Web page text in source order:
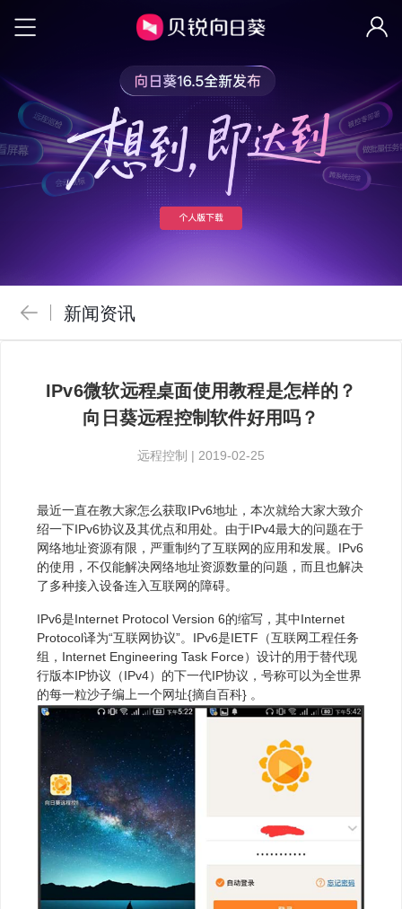
新闻资讯
IPv6微软远程桌面使用教程是怎样的？
向日葵远程控制软件好用吗？
远程控制 | 2019-02-25
最近一直在教大家怎么获取IPv6地址，本次就给大家大致介
绍一下IPv6协议及其优点和用处。由于IPv4最大的问题在于
网络地址资源有限，严重制约了互联网的应用和发展。IPv6
的使用，不仅能解决网络地址资源数量的问题，而且也解决
了多种接入设备连入互联网的障碍。
IPv6是Internet Protocol Version 6的缩写，其中Internet
Protocol译为“互联网协议”。IPv6是IETF（互联网工程任务
组，Internet Engineering Task Force）设计的用于替代现
行版本IP协议（IPv4）的下一代IP协议，号称可以为全世界
的每一粒沙子编上一个网址{摘自百科} 。